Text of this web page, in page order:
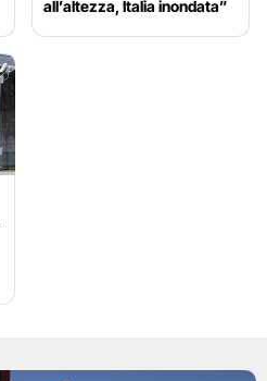
all’altezza, Italia inondata”